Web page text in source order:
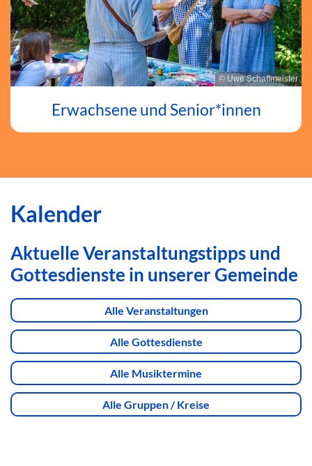
© Uwe Schaffmeister
Erwachsene und Senior*innen
Kalender
Aktuelle Veranstaltungstipps und
Gottesdienste in unserer Gemeinde
Alle Veranstaltungen
Alle Gottesdienste
Alle Musiktermine
Alle Gruppen / Kreise